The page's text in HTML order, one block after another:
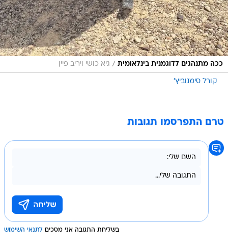
ככה מתנהגים לדוגמנית בינלאומית / גיא כושי ויריב פיין
קורל סימנוביץ'
טרם התפרסמו תגובות
בשליחת התגובה אני מסכים לתנאי השימוש